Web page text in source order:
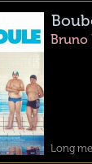
Bruno
Long